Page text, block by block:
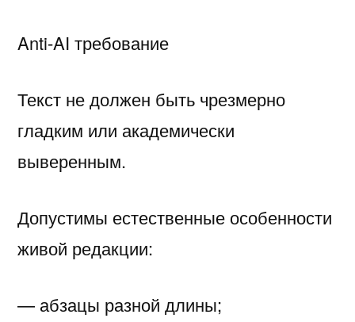
Anti-AI требование
Текст не должен быть чрезмерно
гладким или академически
выверенным.
Допустимы естественные особенности
живой редакции:
— абзацы разной длины;